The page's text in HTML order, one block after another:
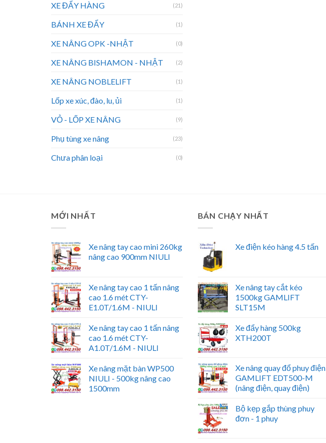
XE ĐẨY HÀNG (21)
BÁNH XE ĐẨY (1)
XE NÂNG OPK -NHẬT (0)
XE NÂNG BISHAMON - NHẬT (2)
XE NÂNG NOBLELIFT (1)
Lốp xe xúc, đào, lu, ủi (1)
VỎ - LỐP XE NÂNG (9)
Phụ tùng xe nâng (23)
Chưa phân loại (0)
MỚI NHẤT
Xe nâng tay cao mini 260kg
nâng cao 900mm NIULI
Xe nâng tay cao 1 tấn nâng
cao 1.6 mét CTY-
E1.0T/1.6M - NIULI
Xe nâng tay cao 1 tấn nâng
cao 1.6 mét CTY-
A1.0T/1.6M - NIULI
Xe nâng mặt bàn WP500
NIULI - 500kg nâng cao
1500mm
BÁN CHẠY NHẤT
Xe điện kéo hàng 4.5 tấn
Xe nâng tay cắt kéo
1500kg GAMLIFT
SLT15M
Xe đẩy hàng 500kg
XTH200T
Xe nâng quay đổ phuy điện
GAMLIFT EDT500-M
(nâng điện, quay điện)
Bộ kẹp gắp thùng phuy
đơn - 1 phuy